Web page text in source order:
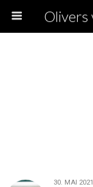
30. MAI 2021